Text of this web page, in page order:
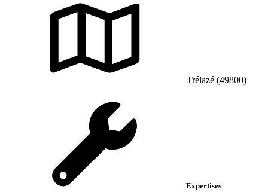
Trélazé (49800)
Expertises